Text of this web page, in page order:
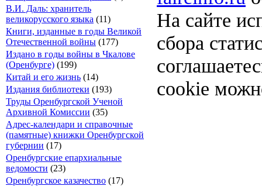
В.И. Даль: хранитель
великорусского языка (11)
Книги, изданные в годы Великой
Отечественной войны (177)
Издано в годы войны в Чкалове
(Оренбурге) (199)
Китай и его жизнь (14)
Издания библиотеки (193)
Труды Оренбургской Ученой
Архивной Комиссии (35)
Адрес-календари и справочные
(памятные) книжки Оренбургской
губернии (17)
Оренбургские епархиальные
ведомости (23)
Оренбургское казачество (17)
На сайте
сбора
cookie